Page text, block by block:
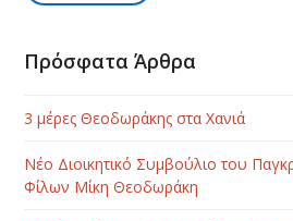
Πρόσφατα Άρθρα
3 μέρες Θεοδωράκης στα Χανιά
Νέο Διοικητικό Συμβούλιο του
Φίλων Μίκη Θεοδωράκη